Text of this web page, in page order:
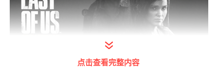
点击查看完整内容